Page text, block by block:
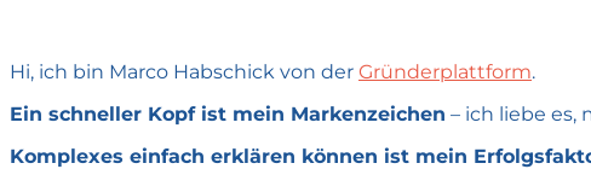
Hi, ich bin Marco Habschick von der Gründerplattform.
Ein schneller Kopf ist mein Markenzeichen – ich liebe es,
Komplexes einfach erklären können ist mein